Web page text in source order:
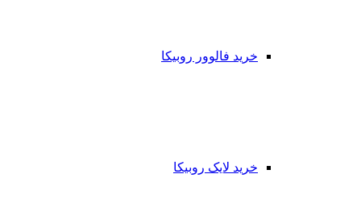
خرید فالوور روبیکا
خرید لایک روبیکا